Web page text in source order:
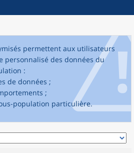
permettent aux utilisateurs
personnalisé des données du
:
de données ;
;
population particulière.